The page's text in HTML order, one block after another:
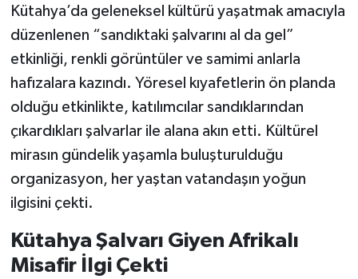
Kütahya’da geleneksel kültürü yaşatmak amacıyla
düzenlenen “sandıktaki şalvarını al da gel”
etkinliği, renkli görüntüler ve samimi anlarla
hafızalara kazındı. Yöresel kıyafetlerin ön planda
olduğu etkinlikte, katılımcılar sandıklarından
çıkardıkları şalvarlar ile alana akın etti. Kültürel
mirasın gündelik yaşamla buluşturulduğu
organizasyon, her yaştan vatandaşın yoğun
ilgisini çekti.
Kütahya Şalvarı Giyen Afrikalı
Misafir İlgi Çekti
Sağlık
Seri İlan
Siyaset
Spor
Teknoloji
Vefat Haberleri